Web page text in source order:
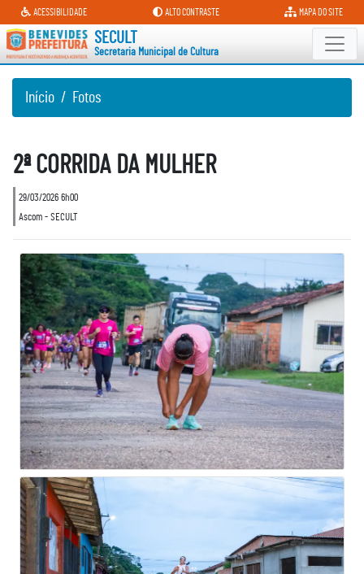
Secretaria Municipal de Cultura
ACESSIBILIDADE ALTO CONTRASTE MAPA DO SITE
SECULT
Secretaria Municipal de Cultura
Início Fotos
2ª CORRIDA DA MULHER
29/03/2026 6h00
Ascom - SECULT